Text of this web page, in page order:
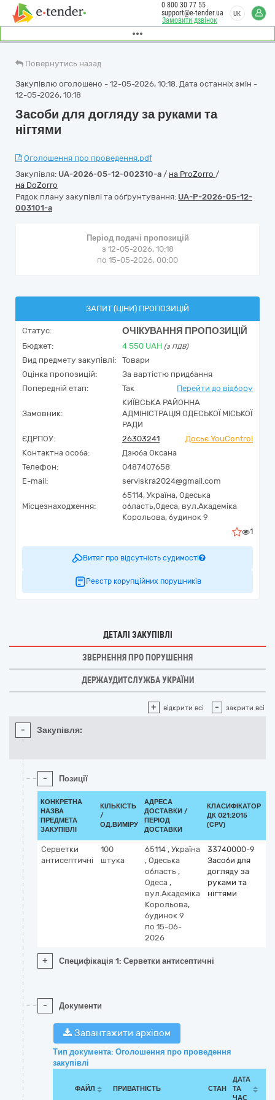
Замовити дзвінок
0 800 30 77 55
support@e-tender.ua
UK
Повернутись назад
Закупівлю оголошено - 12-05-2026, 10:18. Дата останніх змін -
12-05-2026, 10:18
Засоби для догляду за руками та
нігтями
Оголошення про проведення.pdf
Закупівля: UA-2026-05-12-002310-a / на ProZorro /
на DoZorro
Рядок плану закупівлі та обґрунтування: UA-P-2026-05-12-
003101-a
Період подачі пропозицій
з 12-05-2026, 10:18
по 15-05-2026, 00:00
ЗАПИТ (ЦІНИ) ПРОПОЗИЦІЙ
Статус: ОЧІКУВАННЯ ПРОПОЗИЦІЙ
Бюджет: 4 550 UAH (з ПДВ)
Вид предмету закупівлі:
Товари
Оцінка пропозицій:
За вартістю придбання
Попередній етап:
Так Перейти до відбору
Замовник:
КИЇВСЬКА РАЙОННА
АДМІНІСТРАЦІЯ ОДЕСЬКОЇ МІСЬКОЇ
РАДИ
ЄДРПОУ:
26303241
Досьє YouControl
Контактна особа:
Дзюба Оксана
Телефон:
0487407658
E-mail:
serviskra2024@gmail.com
Місцезнаходження:
65114, Україна, Одеська
область,Одеса, вул.Академіка
Корольова, будинок 9
1
Витяг про відсутність судимості
Реєстр корупційних порушників
ДЕТАЛІ ЗАКУПІВЛІ
ЗВЕРНЕННЯ ПРО ПОРУШЕННЯ
ДЕРЖАУДИТСЛУЖБА УКРАЇНИ
+ відкрити всі - закрити всі
- Закупівля:
- Позиції
КОНКРЕТНА
НАЗВА
ПРЕДМЕТА
ЗАКУПІВЛІ
КІЛЬКІСТЬ
/
ОД.ВИМІРУ
АДРЕСА
ДОСТАВКИ /
ПЕРІОД
ДОСТАВКИ
КЛАСИФІКАТОР
ДК 021:2015
(CPV)
Серветки
антисептичні
100
штука
65114 , Україна
, Одеська
область ,
Одеса ,
вул.Академіка
Корольова,
будинок 9
по 15-06-
2026
33740000-9
Засоби для
догляду за
руками та
нігтями
+ Специфікація 1: Серветки антисептичні
- Документи
Завантажити архівом
Тип документа: Оголошення про проведення
закупівлі
ФАЙЛ ПРИВАТНІСТЬ СТАН
ДАТА
ТА
ЧАС